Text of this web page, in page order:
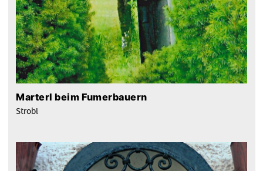
Marterl beim Fumerbauern
Strobl